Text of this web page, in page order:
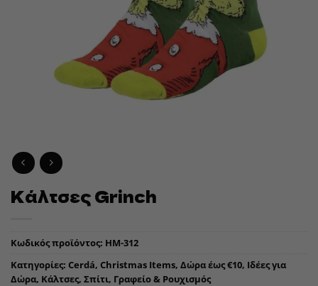
Κάλτσες Grinch
Κωδικός προϊόντος: HM-312
Κατηγορίες: Cerdá, Christmas Items, Δώρα έως €10, Ιδέες για
Δώρα, Κάλτσες, Σπίτι, Γραφείο & Ρουχισμός